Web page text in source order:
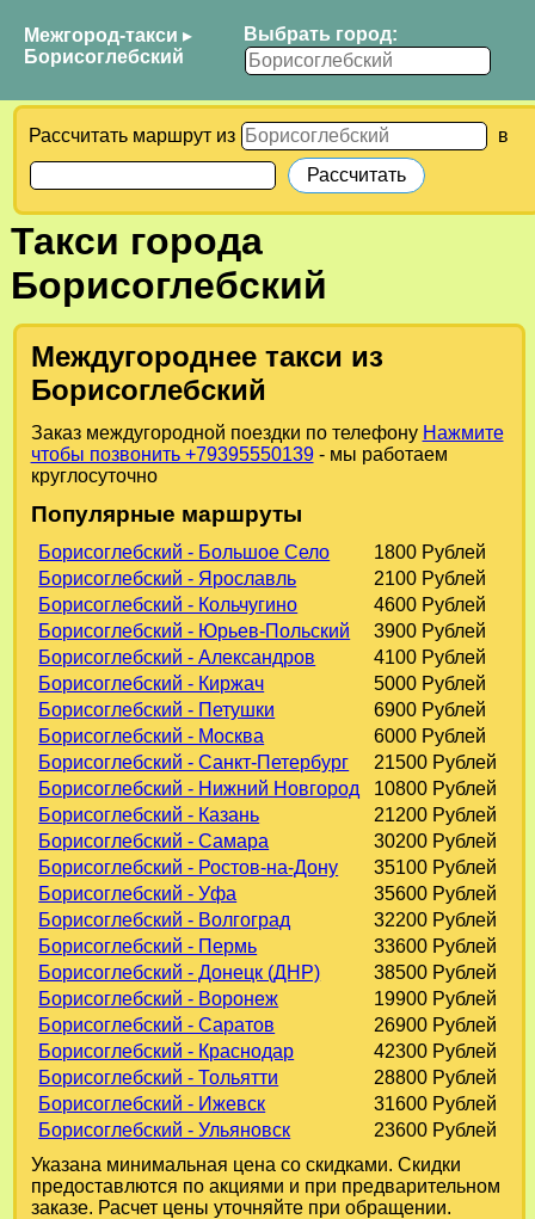
Межгород-такси ▸
Борисоглебский
Выбрать город:
Рассчитать маршрут из в
Такси города
Борисоглебский
Междугороднее такси из
Борисоглебский
Заказ междугородной поездки по телефону Нажмите
чтобы позвонить +79395550139- мы работаем
круглосуточно
Популярные маршруты
Борисоглебский - Большое Село
1800 Рублей
Борисоглебский - Ярославль
2100 Рублей
Борисоглебский - Кольчугино
4600 Рублей
Борисоглебский - Юрьев-Польский
3900 Рублей
Борисоглебский - Александров
4100 Рублей
Борисоглебский - Киржач
5000 Рублей
Борисоглебский - Петушки
6900 Рублей
Борисоглебский - Москва
6000 Рублей
Борисоглебский - Санкт-Петербург
21500 Рублей
Борисоглебский - Нижний Новгород
10800 Рублей
Борисоглебский - Казань
21200 Рублей
Борисоглебский - Самара
30200 Рублей
Борисоглебский - Ростов-на-Дону
35100 Рублей
Борисоглебский - Уфа
35600 Рублей
Борисоглебский - Волгоград
32200 Рублей
Борисоглебский - Пермь
33600 Рублей
Борисоглебский - Донецк (ДНР)
38500 Рублей
Борисоглебский - Воронеж
19900 Рублей
Борисоглебский - Саратов
26900 Рублей
Борисоглебский - Краснодар
42300 Рублей
Борисоглебский - Тольятти
28800 Рублей
Борисоглебский - Ижевск
31600 Рублей
Борисоглебский - Ульяновск
23600 Рублей
Указана минимальная цена со скидками. Скидки
предоставлются по акциями и при предварительном
заказе. Расчет цены уточняйте при обращении.